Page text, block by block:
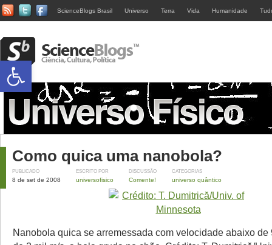
ScienceBlogs Brasil Universo Terra Vida Humanidade
Como quica uma nanobola?
PUBLICADO
8 de set de 2008
ESCRITO POR
universofisico
DISCUSSÃO
Comente!
CATEGORIAS
universo quântico
Nanobola quica se arremessada com velocidade abaixo de
Abrir a barra de ferramentas